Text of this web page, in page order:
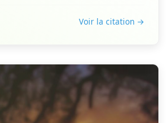
Voir la citation →